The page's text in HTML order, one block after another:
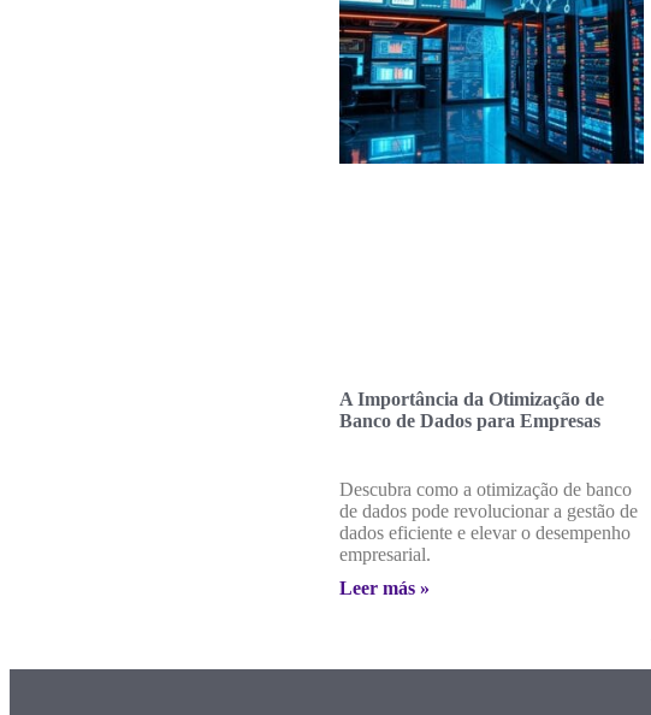
A Importância da Otimização de
Banco de Dados para Empresas
Descubra como a otimização de banco
de dados pode revolucionar a gestão de
dados eficiente e elevar o desempenho
empresarial.
Leer más »